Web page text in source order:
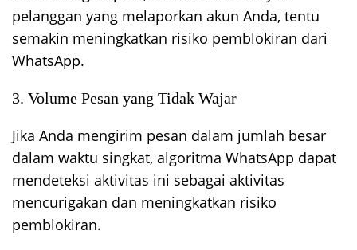
pelanggan yang melaporkan akun Anda, tentu
semakin meningkatkan risiko pemblokiran dari
WhatsApp.
3. Volume Pesan yang Tidak Wajar
Jika Anda mengirim pesan dalam jumlah besar
dalam waktu singkat, algoritma WhatsApp dapat
mendeteksi aktivitas ini sebagai aktivitas
mencurigakan dan meningkatkan risiko
pemblokiran.